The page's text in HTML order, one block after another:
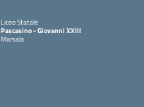
Liceo Statale
Pascasino - Giovanni XXIII
Marsala